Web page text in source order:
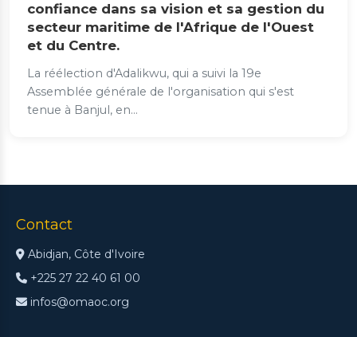
confiance dans sa vision et sa gestion du
secteur maritime de l'Afrique de l'Ouest
et du Centre.
La réélection d'Adalikwu, qui a suivi la 19e
Assemblée générale de l'organisation qui s'est
tenue à Banjul, en...
Contact
Abidjan, Côte d'Ivoire
+225 27 22 40 61 00
infos@omaoc.org